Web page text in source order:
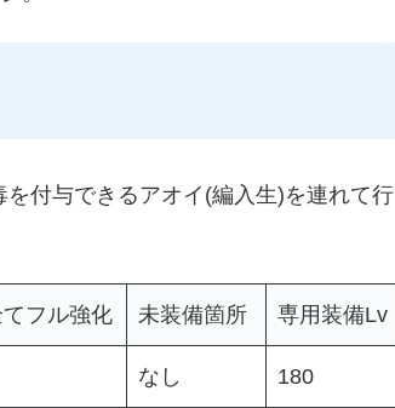
付与できるアオイ(編入生)を連れて行
フル強化 未装備箇所 専用装備Lv
なし 180